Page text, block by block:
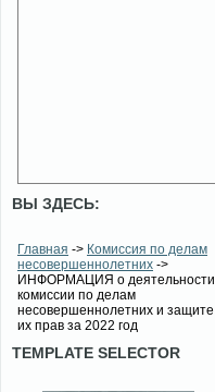
ВЫ ЗДЕСЬ:
Главная -> Комиссия по делам
несовершеннолетних ->
ИНФОРМАЦИЯ о деятельности
комиссии по делам
несовершеннолетних и защите
их прав за 2022 год
TEMPLATE SELECTOR